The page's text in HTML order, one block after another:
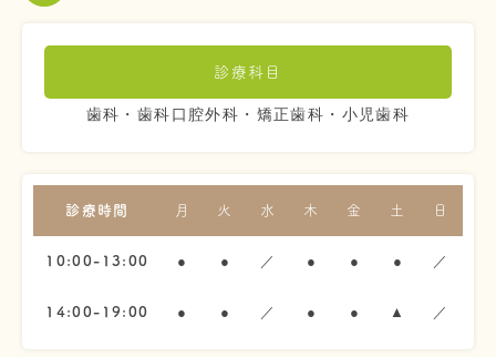
診療科目
歯科・歯科口腔外科・矯正歯科・小児歯科
診療時間 月 火 水 木 金 土 日
10:00-13:00 ● ● ／ ● ● ● ／
14:00-19:00 ● ● ／ ● ● ▲ ／